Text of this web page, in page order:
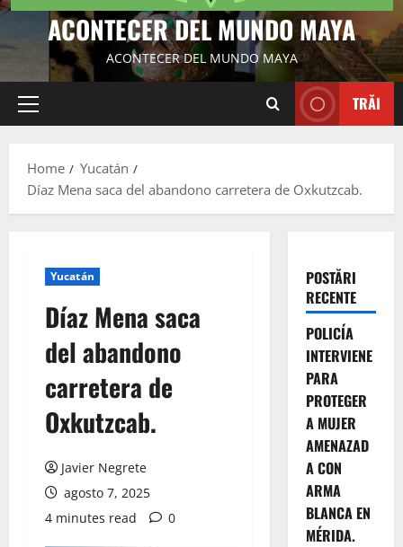
ACONTECER DEL MUNDO MAYA
ACONTECER DEL MUNDO MAYA
Primary
TRĂI
Home
Yucatán
Díaz Mena saca del abandono carretera de Oxkutzcab.
Yucatán
Díaz Mena saca
del abandono
carretera de
Oxkutzcab.
Javier Negrete
agosto 7, 2025
4 minutes read
0
POSTĂRI
RECENTE
POLICÍA
INTERVIENE
PARA
PROTEGER
A MUJER
AMENAZAD
A CON
ARMA
BLANCA EN
MÉRIDA.